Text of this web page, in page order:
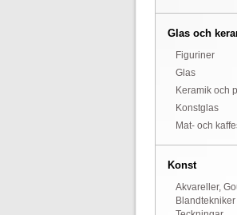
Glas och
Figuriner
Glas
Keramik och
Konstglas
Mat- och
Konst
Akvareller,
Blandtekniker